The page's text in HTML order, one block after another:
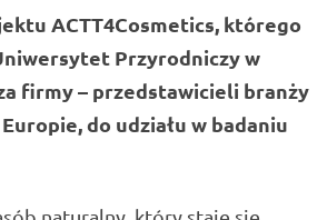
ACTT4Cosmetics, którego
Przyrodniczy w
firmy – przedstawicieli branży
do udziału w badaniu